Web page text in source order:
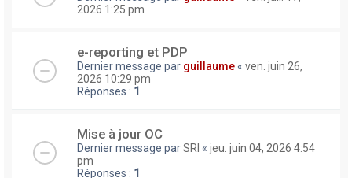
2026 1:25 pm
e-reporting et PDP
Dernier message par guillaume « ven. juin 26,
2026 10:29 pm
Réponses : 1
Mise à jour OC
Dernier message parSRI « jeu. juin 04, 2026 4:54
pm
Réponses : 1